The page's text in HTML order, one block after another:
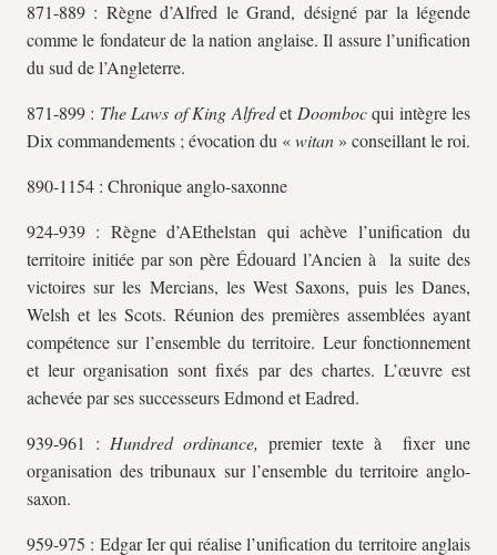
871-889 : Règne d’Alfred le Grand, désigné par la légende
comme le fondateur de la nation anglaise. Il assure l’unification
du sud de l’Angleterre.
871-899 : The Laws of King Alfredet Doombocqui intègre les
Dix commandements ; évocation du «witan » conseillant le roi.
890-1154 : Chronique anglo-saxonne
924-939 : Règne d’AEthelstan qui achève l’unification du
territoire initiée par son père Édouard l’Ancien à la suite des
victoires sur les Mercians, les West Saxons, puis les Danes,
Welsh et les Scots. Réunion des premières assemblées ayant
compétence sur l’ensemble du territoire. Leur fonctionnement
et leur organisation sont fixés par des chartes. L’œuvre est
achevée par ses successeurs Edmond et Eadred.
939-961 : Hundred ordinance, premier texte à fixer une
organisation des tribunaux sur l’ensemble du territoire anglo-
saxon.
959-975 : Edgar Ier qui réalise l’unification du territoire anglais